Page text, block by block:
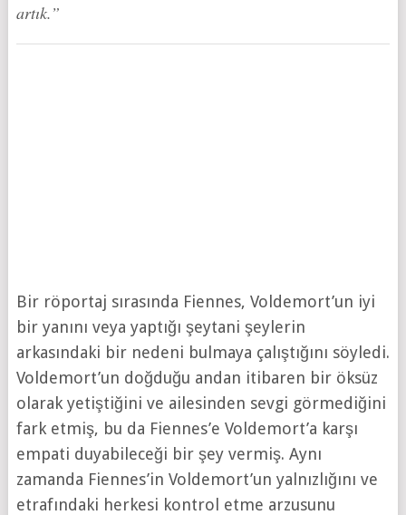
artık.”
Bir röportaj sırasında Fiennes, Voldemort’un iyi
bir yanını veya yaptığı şeytani şeylerin
arkasındaki bir nedeni bulmaya çalıştığını söyledi.
Voldemort’un doğduğu andan itibaren bir öksüz
olarak yetiştiğini ve ailesinden sevgi görmediğini
fark etmiş, bu da Fiennes’e Voldemort’a karşı
empati duyabileceği bir şey vermiş. Aynı
zamanda Fiennes’in Voldemort’un yalnızlığını ve
etrafındaki herkesi kontrol etme arzusunu